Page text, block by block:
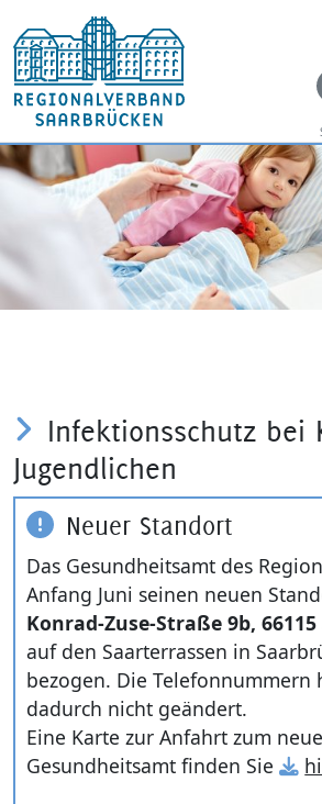
Infektionsschutz bei
Jugendlichen
Neuer Standort
Das Gesundheitsamt des
Anfang Juni seinen neuen
Konrad-Zuse-Straße 9b,
auf den Saarterrassen in
bezogen. Die Telefonnummern
dadurch nicht geändert.
Eine Karte zur Anfahrt zum
Gesundheitsamt finden Sie